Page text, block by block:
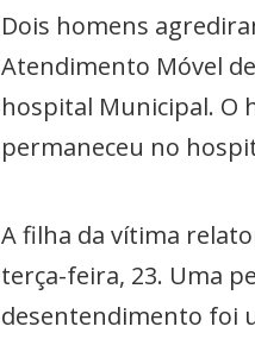
Dois homens
Atendimento Móvel
hospital Municipal. O
permaneceu no
A filha da vítima
terça-feira, 23. Uma
desentendimento foi